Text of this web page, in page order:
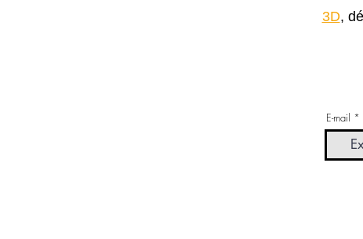
3D,
E-mail